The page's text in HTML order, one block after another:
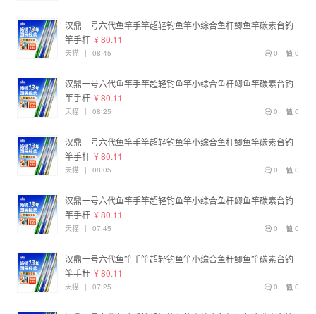
汉鼎一号六代鱼竿手竿超轻钓鱼竿小综合鱼杆鲫鱼竿碳素台钓
竿手杆 ¥ 80.11
0
0
天猫 | 08:45
汉鼎一号六代鱼竿手竿超轻钓鱼竿小综合鱼杆鲫鱼竿碳素台钓
竿手杆 ¥ 80.11
0
0
天猫 | 08:25
汉鼎一号六代鱼竿手竿超轻钓鱼竿小综合鱼杆鲫鱼竿碳素台钓
竿手杆 ¥ 80.11
0
0
天猫 | 08:05
汉鼎一号六代鱼竿手竿超轻钓鱼竿小综合鱼杆鲫鱼竿碳素台钓
竿手杆 ¥ 80.11
0
0
天猫 | 07:45
汉鼎一号六代鱼竿手竿超轻钓鱼竿小综合鱼杆鲫鱼竿碳素台钓
竿手杆 ¥ 80.11
0
0
天猫 | 07:25